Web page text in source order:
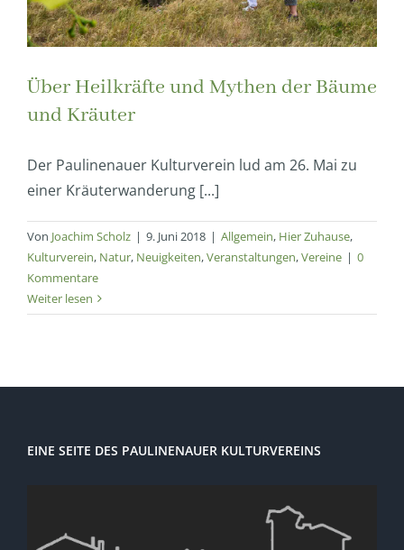
Über Heilkräfte und Mythen der Bäume
und Kräuter
Der Paulinenauer Kulturverein lud am 26. Mai zu
einer Kräuterwanderung [...]
Von Joachim Scholz | 9. Juni 2018 | Allgemein, Hier Zuhause,
Kulturverein, Natur, Neuigkeiten,Veranstaltungen,Vereine | 0
Kommentare
Weiter lesen
EINE SEITE DES PAULINENAUER KULTURVEREINS